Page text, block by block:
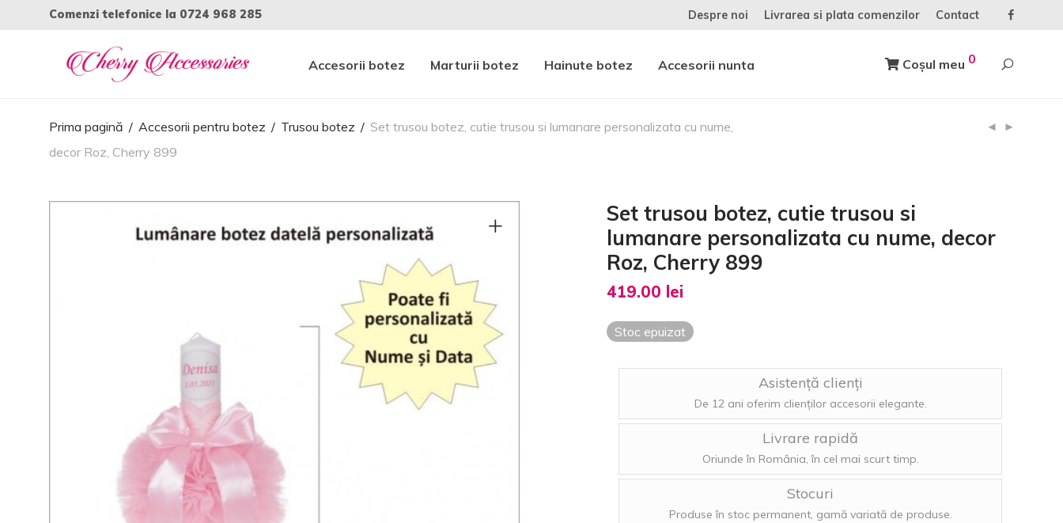
Comenzi telefonice la 0724 968 285 Despre noi Livrarea si plata comenzilor Contact
Accesorii botez Marturii botez Hainute botez Accesorii nunta Coșul meu 0
Prima pagină / Accesorii pentru botez / Trusou botez / Set trusou botez, cutie trusou si lumanare personalizata cu nume,
decor Roz, Cherry 899
Set trusou botez, cutie trusou si
lumanare personalizata cu nume, decor
Roz, Cherry 899
419.00 lei
Stoc epuizat
Asistență clienți
De 12 ani oferim clienților accesorii elegante.
Livrare rapidă
Oriunde în România, în cel mai scurt timp.
Stocuri
Produse în stoc permanent, gamă variată de produse.